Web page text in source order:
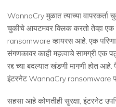
WannaCry मुळात त्याच्या वापरकर्ता
चुकीचे आयटमवर क्लिक करतो तेव्हा एक
ransomware व्हायरस आहे. एक
संगणकावर काही महत्वाचे सामग्री एक
रद्द च्या बदल्यात खंडणी मागणी होत
इंटरनेट WannaCry ransomware
सहसा आहे कोणतीही सुरक्षा, इंटरनेट